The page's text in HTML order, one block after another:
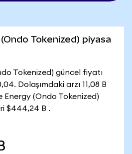
Tokenized) piyasa
Tokenized) güncel fiyatı
Dolaşımdaki arzı 11,08 B
Energy (Ondo Tokenized)
$444,24 B .